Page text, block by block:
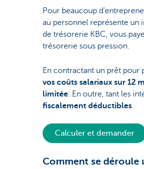
Pour beaucoup
au personnel représente un
de trésorerie KBC, vous
trésorerie sous pression.
En contractant un prêt pour
vos coûts salariaux sur 12
limitée. En outre, tant les
fiscalement déductibles.
Calculer et demander
Comment se déroule